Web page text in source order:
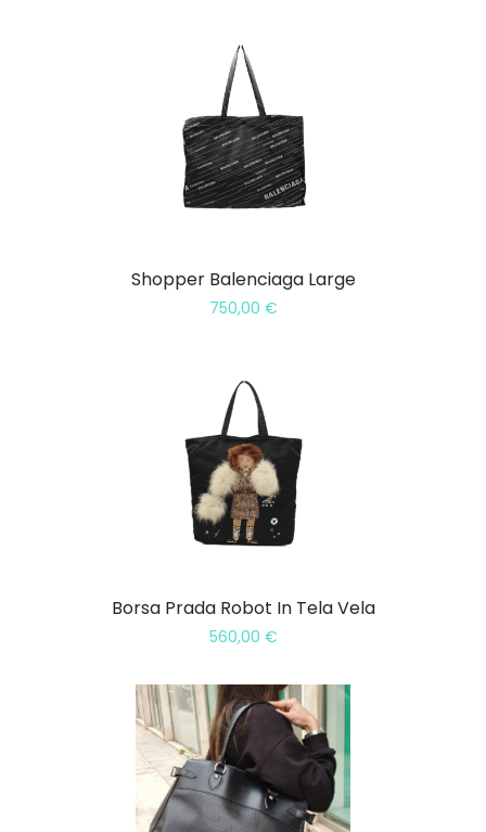
Shopper Balenciaga Large
750,00 €
Borsa Prada Robot In Tela Vela
560,00 €